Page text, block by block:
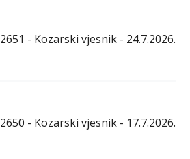
2651 - Kozarski vjesnik - 24.7.2026.
2650 - Kozarski vjesnik - 17.7.2026.